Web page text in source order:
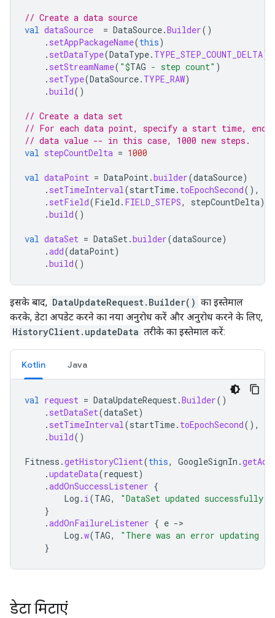
// Create a data source
val dataSource = DataSource.Builder()
. setAppPackageName(this)
. setDataType(DataType. TYPE_STEP_COUNT_DELTA)
. setStreamName( "$TAG - step count" )
. setType(DataSource. TYPE_RAW)
.build()
// Create a data set
// For each data point, specify a start time, end
// data value -- in this case, 1000 new steps.
val stepCountDelta = 1000
val dataPoint = DataPoint.builder(dataSource)
. setTimeInterval(startTime. toEpochSecond(),
. setField(Field . FIELD_STEPS, stepCountDelta)
.build()
val dataSet = DataSet.builder(dataSource)
.add(dataPoint)
.build()
इसके बाद, DataUpdateRequest.Builder() का इस्तेमाल
करके, डेटा अपडेट करने का नया अनुरोध करें और अनुरोध करने के लिए,
HistoryClient.updateData तरीके का इस्तेमाल करें:
Kotlin Java
val request = DataUpdateRequest.Builder()
. setDataSet(dataSet)
. setTimeInterval(startTime. toEpochSecond(),
.build()
Fitness .getHistoryClient(this, GoogleSignIn .
.updateData(request)
.addOnSuccessListener {
Log . i(TAG, "DataSet updated successfully!"
}
.addOnFailureListener { e -
Log .w(TAG,
"There was an error updating
}
डेटा मिटाएं